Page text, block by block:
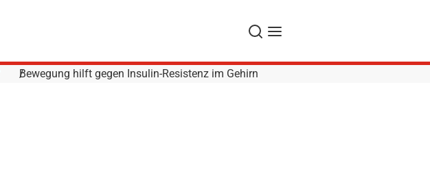
SucheNavigation
Bewegung hilft gegen Insulin-Resistenz im Gehirn